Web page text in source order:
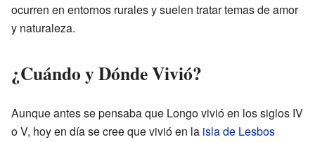
ocurren en entornos rurales y suelen tratar temas de amor
y naturaleza.
¿Cuándo y Dónde Vivió?
Aunque antes se pensaba que Longo vivió en los siglos IV
o V, hoy en día se cree que vivió en la isla de Lesbos